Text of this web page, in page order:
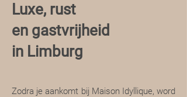
Luxe, rust
en gastvrijheid
in Limburg
Zodra je aankomt bij Maison Idyllique, word